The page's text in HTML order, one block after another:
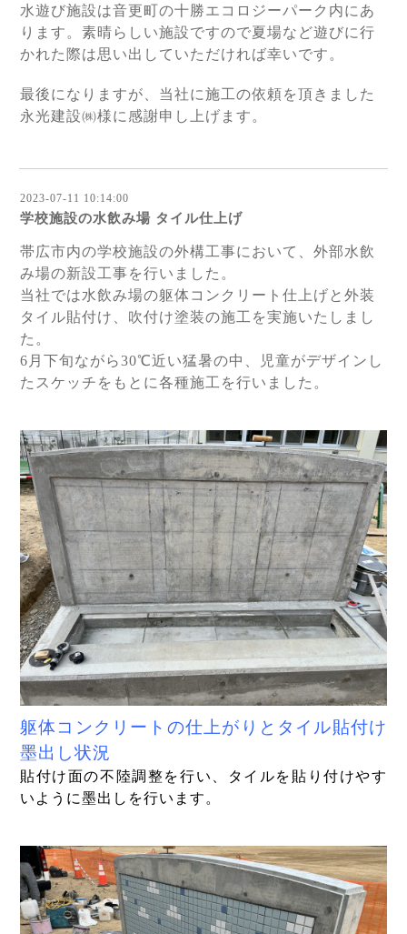
水遊び施設は音更町の十勝エコロジーパーク内にあ
ります。素晴らしい施設ですので夏場など遊びに行
かれた際は思い出していただければ幸いです。
最後になりますが、当社に施工の依頼を頂きました
永光建設㈱様に感謝申し上げます。
2023-07-11 10:14:00
学校施設の水飲み場 タイル仕上げ
帯広市内の学校施設の外構工事において、外部水飲
み場の新設工事を行いました。
当社では水飲み場の躯体コンクリート仕上げと外装
タイル貼付け、吹付け塗装の施工を実施いたしまし
た。
6月下旬ながら30℃近い猛暑の中、児童がデザインし
たスケッチをもとに各種施工を行いました。
躯体コンクリートの仕上がりとタイル貼付け
墨出し状況
貼付け面の不陸調整を行い、タイルを貼り付けやす
いように墨出しを行います。